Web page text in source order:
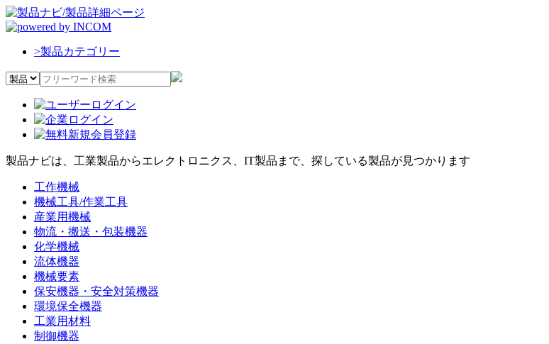
>製品カテゴリー
製品ナビは、工業製品からエレクトロニクス、IT製品まで、探している製品が見つかります
工作機械
機械工具/作業工具
産業用機械
物流・搬送・包装機器
化学機械
流体機器
機械要素
保安機器・安全対策機器
環境保全機器
工業用材料
制御機器